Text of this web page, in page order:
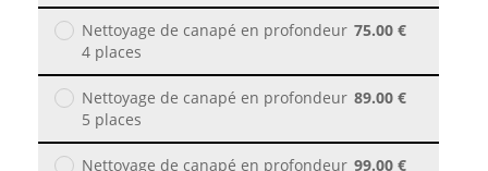
Nettoyage de canapé en profondeur
4 places
75.00 €
Nettoyage de canapé en profondeur
5 places
89.00 €
Nettoyage de canapé en profondeur 99.00 €